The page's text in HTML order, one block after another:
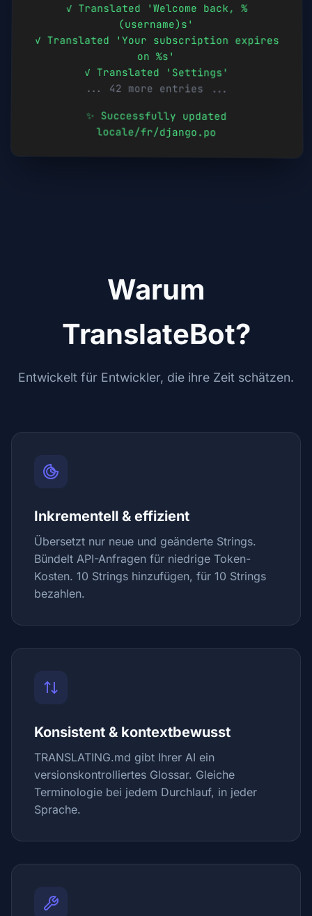
✓ Translated 'Welcome back, %
(username)s'
✓ Translated 'Your subscription expires
on %s'
✓ Translated 'Settings'
... 42 more entries ...
✨ Successfully updated
locale/fr/django.po
Warum
TranslateBot?
Entwickelt für Entwickler, die ihre Zeit schätzen.
Inkrementell & effizient
Übersetzt nur neue und geänderte Strings.
Bündelt API-Anfragen für niedrige Token-
Kosten. 10 Strings hinzufügen, für 10 Strings
bezahlen.
Konsistent & kontextbewusst
TRANSLATING.md gibt Ihrer AI ein
versionskontrolliertes Glossar. Gleiche
Terminologie bei jedem Durchlauf, in jeder
Sprache.